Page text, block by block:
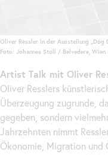
Oliver Ressler in der Ausstellung „Dog
Foto: Johannes Stoll / Belvedere,
Artist Talk mit Oliver
Oliver Resslers
Überzeugung zugrunde,
gegeben, sondern
Jahrzehnten nimmt
Ökonomie, Migration und